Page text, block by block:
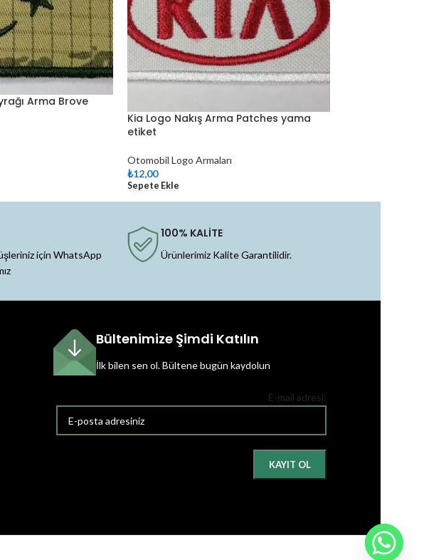
Arma Brove
Kia Logo Nakış Arma Patches yama
etiket
Otomobil Logo Armaları
₺12,00
Sepete Ekle
için WhatsApp
100% KALİTE
Ürünlerimiz Kalite Garantilidir.
Bültenimize Şimdi Katılın
İlk bilen sen ol.Bültene bugün kaydolun
E-mail adresi: